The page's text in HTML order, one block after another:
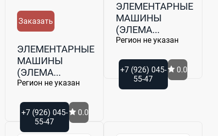
Заказать
ЭЛЕМЕНТАРНЫЕ
МАШИНЫ
(ЭЛЕМА...
Регион не указан
+7 (926) 045-
55-47
0.0
ЭЛЕМЕНТАРНЫЕ
МАШИНЫ
(ЭЛЕМА...
Регион не указан
+7 (926) 045-
55-47
0.0